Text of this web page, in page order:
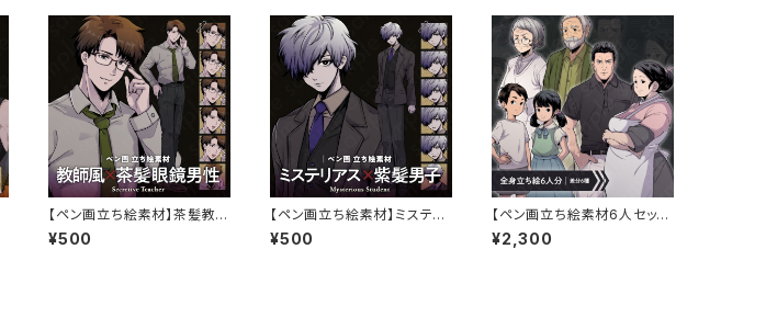
【ペン画立ち絵素材】茶髪教師
風の20代〜30代男性キャラ・
サラリーマン・スーツ姿・メガ
¥500
【ペン画立ち絵素材】ミステリ
アスな紫髪の男子高校生・ブ
レザー制服・右目隠れ・表情
¥500
【ペン画立ち絵素材6人セッ
ト】父母・祖父母・男の子・女の
子・家族キャラクターイラスト・
¥2,300